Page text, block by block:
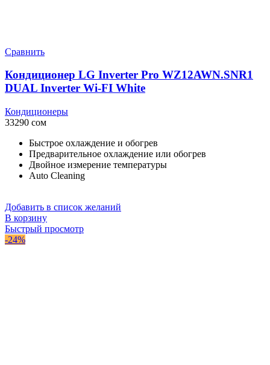
Сравнить
Кондиционер LG Inverter Pro WZ12AWN.SNR1
DUAL Inverter Wi-FI White
Кондиционеры
33290 сом
Быстрое охлаждение и обогрев
Предварительное охлаждение или обогрев
Двойное измерение температуры
Auto Cleaning
Добавить в список желаний
В корзину
Быстрый просмотр
-24%